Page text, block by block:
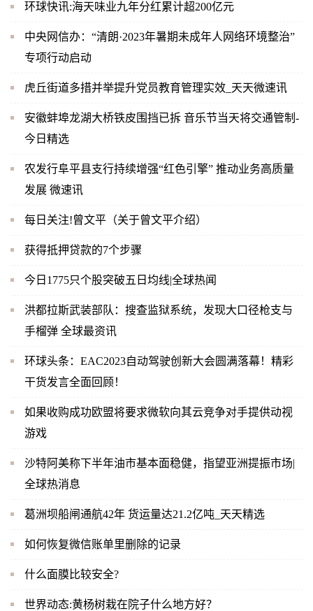
环球快讯:海天味业九年分红累计超200亿元
中央网信办：“清朗·2023年暑期未成年人网络环境整治”
专项行动启动
虎丘街道多措并举提升党员教育管理实效_天天微速讯
安徽蚌埠龙湖大桥铁皮围挡已拆 音乐节当天将交通管制-
今日精选
农发行阜平县支行持续增强“红色引擎” 推动业务高质量
发展 微速讯
每日关注!曾文平（关于曾文平介绍）
获得抵押贷款的7个步骤
今日1775只个股突破五日均线|全球热闻
洪都拉斯武装部队：搜查监狱系统，发现大口径枪支与
手榴弹 全球最资讯
环球头条：EAC2023自动驾驶创新大会圆满落幕！精彩
干货发言全面回顾！
如果收购成功欧盟将要求微软向其云竞争对手提供动视
游戏
沙特阿美称下半年油市基本面稳健，指望亚洲提振市场|
全球热消息
葛洲坝船闸通航42年 货运量达21.2亿吨_天天精选
如何恢复微信账单里删除的记录
什么面膜比较安全?
世界动态:黄杨树栽在院子什么地方好？